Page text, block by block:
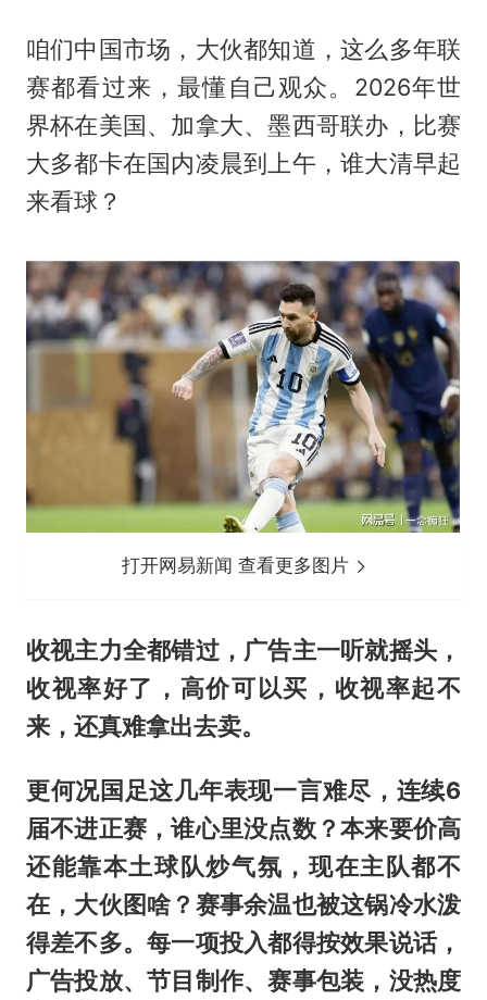
咱们中国市场，大伙都知道，这么多年联
赛都看过来，最懂自己观众。2026年世
界杯在美国、加拿大、墨西哥联办，比赛
大多都卡在国内凌晨到上午，谁大清早起
来看球？
打开网易新闻 查看更多图片
收视主力全都错过，广告主一听就摇头，
收视率好了，高价可以买，收视率起不
来，还真难拿出去卖。
更何况国足这几年表现一言难尽，连续6
届不进正赛，谁心里没点数？本来要价高
还能靠本土球队炒气氛，现在主队都不
在，大伙图啥？赛事余温也被这锅冷水泼
得差不多。每一项投入都得按效果说话，
广告投放、节目制作、赛事包装，没热度